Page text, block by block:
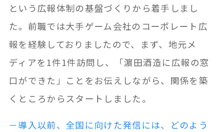
という広報体制の基盤づくりから着手しまし
た。前職では大手ゲーム会社のコーポレート広
報を経験しておりましたので、まず、地元メ
ディアを1件1件訪問し、「濵田酒造に広報の窓
口ができた」ことをお伝えしながら、関係を築
くところからスタートしました。
－導入以前、全国に向けた発信には、どのよう